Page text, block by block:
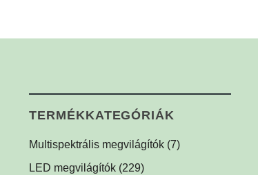
TERMÉKKATEGÓRIÁK
Multispektrális megvilágítók (7)
Multispektrális dóm megvilágítók
LED megvilágítók (229)